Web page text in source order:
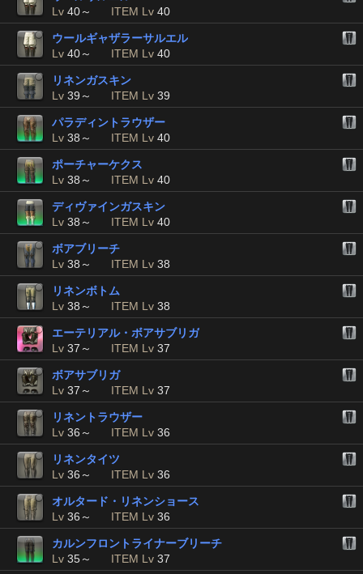
Lv 40～ ITEM Lv 40
ウールギャザラーサルエル
Lv 40～ ITEM Lv 40
リネンガスキン
Lv 39～ ITEM Lv 39
パラディントラウザー
Lv 38～ ITEM Lv 40
ポーチャーケクス
Lv 38～ ITEM Lv 40
ディヴァインガスキン
Lv 38～ ITEM Lv 40
ボアブリーチ
Lv 38～ ITEM Lv 38
リネンボトム
Lv 38～ ITEM Lv 38
エーテリアル・ボアサブリガ
Lv 37～ ITEM Lv 37
ボアサブリガ
Lv 37～ ITEM Lv 37
リネントラウザー
Lv 36～ ITEM Lv 36
リネンタイツ
Lv 36～ ITEM Lv 36
オルタード・リネンショース
Lv 36～ ITEM Lv 36
カルンフロントライナーブリーチ
Lv 35～ ITEM Lv 37